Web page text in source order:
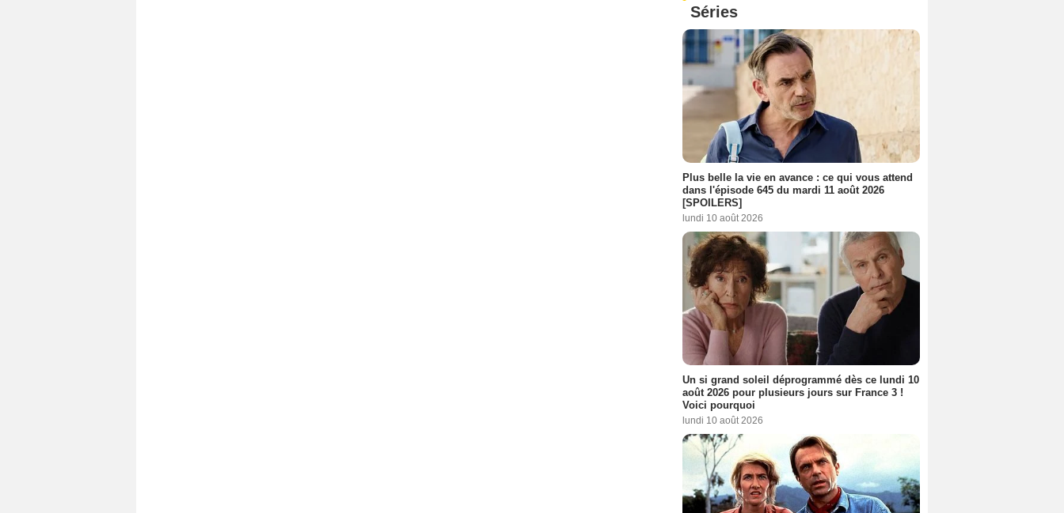
Séries
Plus belle la vie en avance : ce qui vous attend
dans l'épisode 645 du mardi 11 août 2026
[SPOILERS]
lundi 10 août 2026
Un si grand soleil déprogrammé dès ce lundi 10
août 2026 pour plusieurs jours sur France 3 !
Voici pourquoi
lundi 10 août 2026